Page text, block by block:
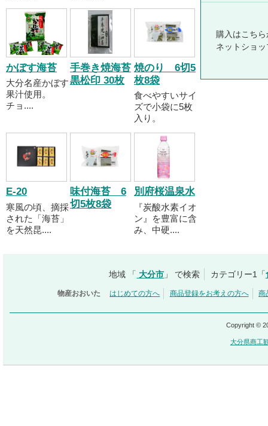
かぼす海苔
大分名産かぼす
果汁使用。
チョ....
手巻き焼海苔
黒松印 30枚
焼のり 6切5
枚8袋
食べやすいサイ
ズで小袋に5枚
入り。
E-20
寒風の頃、摘採
された「海苔」
を天然昆....
味付海苔 6
切5枚8袋
別府桜温泉水
『炭酸水素イオ
ン』を豊富に含
み、中硬....
購入はこちら
ネットショ
地域 「 大分市 」 で検索 カテゴリー1「
物産おおいた はじめての方へ 商品登録をお考えの方へ 商
Copyright ©
大分県商工